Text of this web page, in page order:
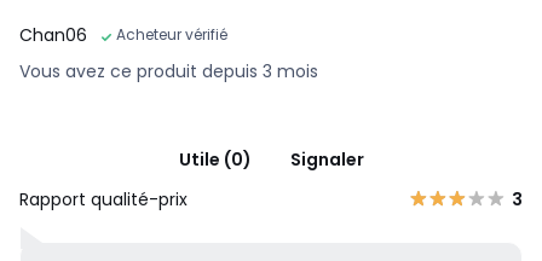
Chan06
Acheteur vérifié
Vous avez ce produit depuis 3 mois
Utile (0)
Signaler
Rapport qualité-prix
3